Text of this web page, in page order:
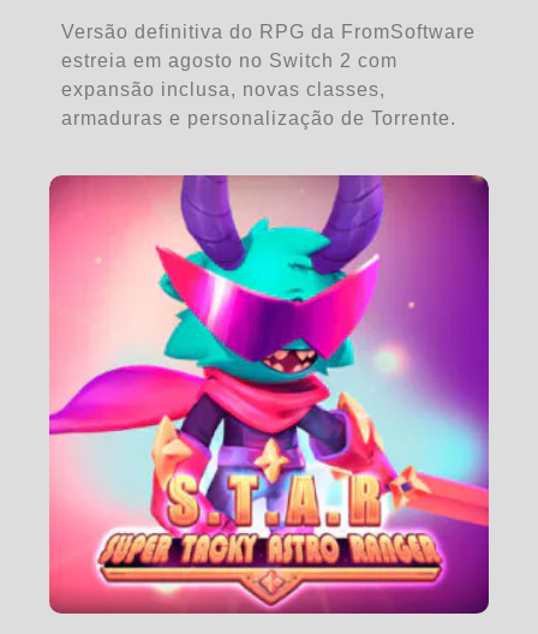
Versão definitiva do RPG da FromSoftware
estreia em agosto no Switch 2 com
expansão inclusa, novas classes,
armaduras e personalização de Torrente.